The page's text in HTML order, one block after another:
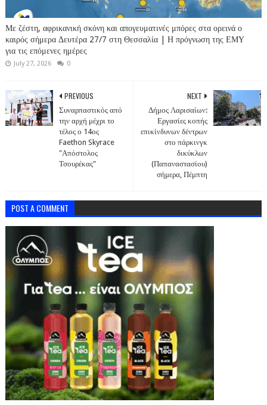
Με ζέστη, αφρικανική σκόνη και απογευματινές μπόρες στα ορεινά ο
καιρός σήμερα Δευτέρα 27/7 στη Θεσσαλία | Η πρόγνωση της ΕΜΥ
για τις επόμενες ημέρες
July 27, 2026 0
NEXT
Δήμος Λαρισαίων:
Εργασίες κοπής
επικίνδυνων δέντρων
στο πάρκινγκ
δικύκλων
(Παπαναστασίου)
σήμερα, Πέμπτη
PREVIOUS
Συναρπαστικός από
την αρχή μέχρι το
τέλος ο 14ος
Faethon Skyrace
"Απόστολος
Τσουρέκας"
POST A COMMENT